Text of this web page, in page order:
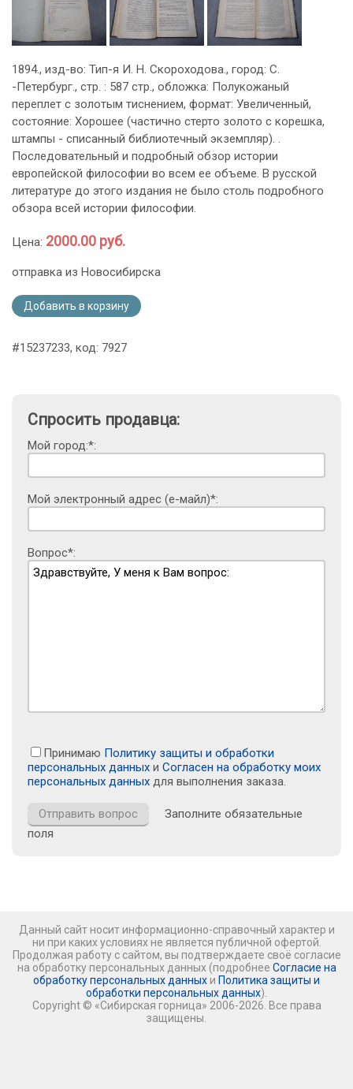
1894., изд-во: Тип-я И. Н. Скороходова., город: С.
-Петербург., стр. : 587 стр., обложка: Полукожаный
переплет с золотым тиснением, формат: Увеличенный,
состояние: Хорошее (частично стерто золото с корешка,
штампы - списанный библиотечный экземпляр). .
Последовательный и подробный обзор истории
европейской философии во всем ее объеме. В русской
литературе до этого издания не было столь подробного
обзора всей истории философии.
Цена: 2000.00 руб.
отправка из Новосибирска
Добавить в корзину
#15237233, код: 7927
Спросить продавца:
Мой город:*:
Мой электронный адрес (е-майл)*:
Вопрос*:
Принимаю Политику защиты и обработки
персональных данных и Согласен на обработку моих
персональных данных для выполнения заказа.
Заполните обязательные
поля
Данный сайт носит информационно-справочный характер и
ни при каких условиях не является публичной офертой.
Продолжая работу с сайтом, вы подтверждаете своё согласие
на обработку персональных данных (подробнее Согласие на
обработку персональных данных и Политика защиты и
обработки персональных данных).
Copyright © «Сибирская горница» 2006-2026. Все права
защищены.